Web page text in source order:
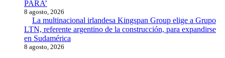
PARA’
8 agosto, 2026
La multinacional irlandesa Kingspan Group elige a Grupo
LTN, referente argentino de la construcción, para expandirse
en Sudamérica
8 agosto, 2026